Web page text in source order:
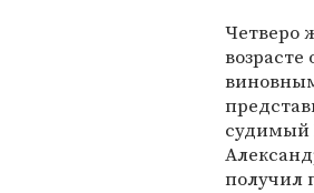
Четверо
судимый
получил